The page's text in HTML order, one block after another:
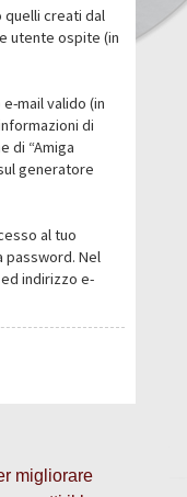
migliorare
quelli creati dal
utente ospite (in
mail valido (in
di
di “Amiga
generatore
al tuo
password. Nel
indirizzo e-